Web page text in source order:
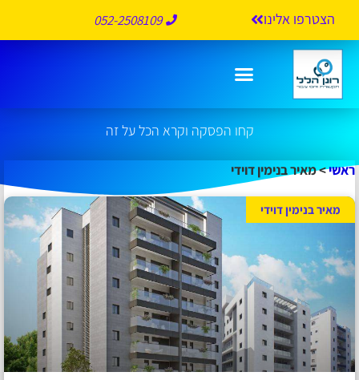
הצטרפו אלינו 052-2508109
קחו הפסקה וקרא הכל על זה
ראשי>מאיר בנימין דוידי
מאיר בנימין דוידי